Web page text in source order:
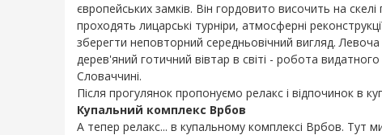
європейських замків. Він гордовито височить на
проходять лицарські турніри, атмосферні
зберегти неповторний середньовічний вигляд.
дерев'яний готичний вівтар в світі - робота
Словаччині.
Після прогулянок пропонуємо релакс і відпочинок в
Купальний комплекс Врбов
А тепер релакс... в купальному комплексі Врбов. Тут